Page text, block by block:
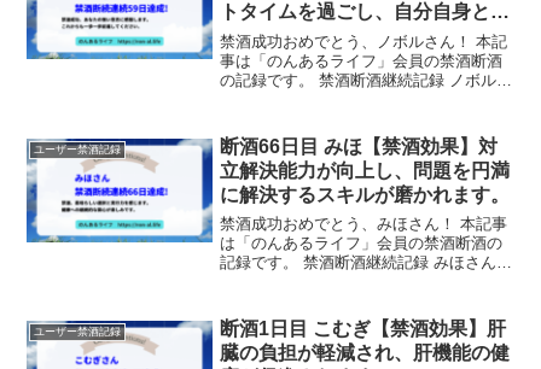
トタイムを過ごし、自分自身と向
き合うことができます。
禁酒成功おめでとう、ノボルさん！ 本記
事は「のんあるライフ」会員の禁酒断酒
の記録です。 禁酒断酒継続記録 ノボルさ
たの強い意志に感服します。これからも
一歩一歩前進...
ユーザー禁酒記録
断酒66日目 みほ【禁酒効果】対
立解決能力が向上し、問題を円満
に解決するスキルが磨かれます。
禁酒成功おめでとう、みほさん！ 本記事
は「のんあるライフ」会員の禁酒断酒の
記録です。 禁酒断酒継続記録 みほさん
選択と実行力を感じます。健康への継続
的な関心が楽し...
ユーザー禁酒記録
断酒1日目 こむぎ【禁酒効果】肝
臓の負担が軽減され、肝機能の健